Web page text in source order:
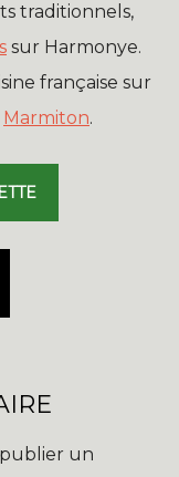
traditionnels,
sur Harmonye.
française sur
Marmiton.
un